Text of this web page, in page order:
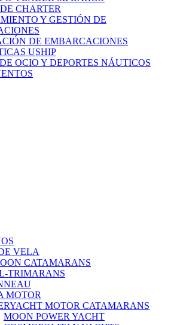
CHARTER
Y GESTIÓN DE
DE EMBARCACIONES
USHIP
OCIO Y DEPORTES NÁUTICOS
VELA
CATAMARANS
TRIMARANS
MOTOR
MOTOR CATAMARANS
MOON POWER YACHT